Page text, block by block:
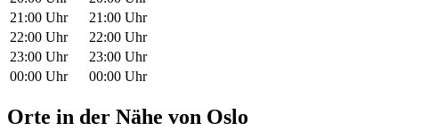
21:00 Uhr
21:00 Uhr
22:00 Uhr
22:00 Uhr
23:00 Uhr
23:00 Uhr
00:00 Uhr
00:00 Uhr
Orte in der Nähe von Oslo